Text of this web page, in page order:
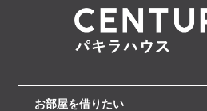
お部屋を借りたい